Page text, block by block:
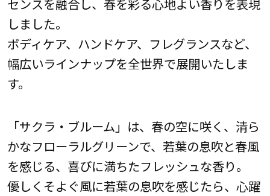
センスを融合し、春を彩る心地よい香りを表現
しました。
ボディケア、ハンドケア、フレグランスなど、
幅広いラインナップを全世界で展開いたしま
す。
「サクラ・ブルーム」は、春の空に咲く、清ら
かなフローラルグリーンで、若葉の息吹と春風
を感じる、喜びに満ちたフレッシュな香り。
優しくそよぐ風に若葉の息吹を感じたら、心躍